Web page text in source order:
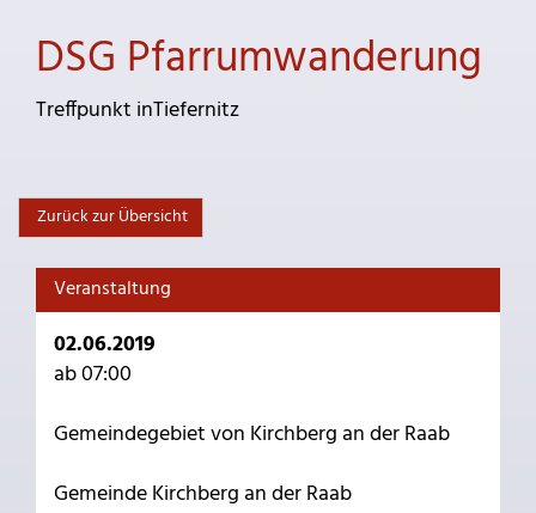
DSG Pfarrumwanderung
Treffpunkt inTiefernitz
Zurück zur Übersicht
Veranstaltung
02.06.2019
ab 07:00
Gemeindegebiet von Kirchberg an der Raab
Gemeinde Kirchberg an der Raab